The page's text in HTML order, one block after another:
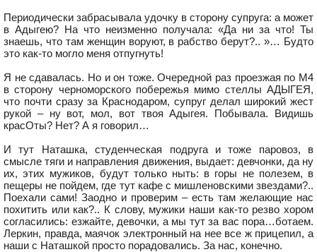
Периодически забрасывала удочку в сторону супруга: а может
в Адыгею? На что неизменно получала: «Да ни за что! Ты
знаешь, что там женщин воруют, в рабство берут?.. »… Будто
это как-то могло меня отпугнуть!
Я не сдавалась. Но и он тоже. Очередной раз проезжая по М4
в сторону черноморского побережья мимо стеллы АДЫГЕЯ,
что почти сразу за Краснодаром, супруг делал широкий жест
рукой – ну вот, мол, вот твоя Адыгея. Побывала. Видишь
красОты? Нет? А я говорил…
И тут Наташка, студенческая подруга и тоже паровоз, в
смысле тяги и направления движения, выдает: девчонки, да ну
их, этих мужиков, будут только ныть: в горы не полезем, в
пещеры не пойдем, где тут кафе с мишленовскими звездами?..
Поехали сами! Заодно и проверим – есть там желающие нас
похитить или как?.. К слову, мужики наши как-то резво хором
согласились: езжайте, девочки, а мы тут за вас пора…ботаем.
Леркин, правда, маячок электронный на нее все ж прицепил, а
наши с Наташкой просто порадовались. За нас, конечно.